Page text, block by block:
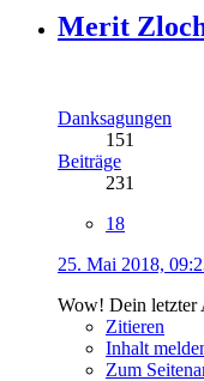
Merit
Danksagungen
151
Beiträge
231
18
25. Mai 2018,
Wow! Dein letzter
Zitieren
Inhalt
Zum